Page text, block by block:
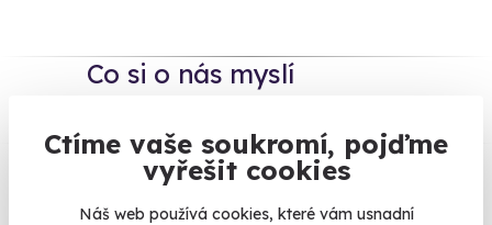
Ctíme vaše soukromí, pojďme
vyřešit cookies
Náš web používá cookies, které vám usnadní
Co si o nás myslí
Zobraz ohlasy
Vše umíme pojistit